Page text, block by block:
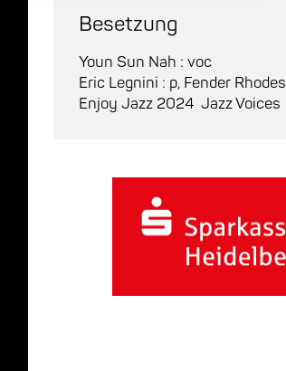
Besetzung
Youn Sun Nah : voc
Eric Legnini : p, Fender Rhodes
Enjoy Jazz 2024 Jazz Voices